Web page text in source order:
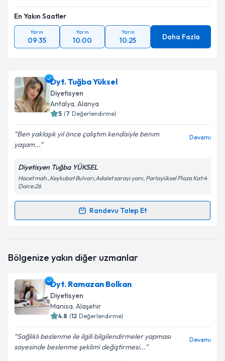
En Yakın Saatler
Yarın
09:35
Yarın
10:00
Yarın
10:25 Daha Fazla
Dyt. Tuğba Yüksel
Diyetisyen
Antalya, Alanya
5 (7 Değerlendirme)
Ben yaklaşık yıl önce çalıştım kendisiyle benım
yaşam...
Devamı
Diyetisyen Tuğba YÜKSEL
Hacet mah.,Keykubat Bulvarı,Adalet sarayı yanı, Parlayüksel Plaza Kat:4
Daire:26
Randevu Talep Et
Randevu Takvimi Talebi
oluşturun. Size bu uzmandan randevu almanız için bir
E-posta Adresiniz
Kişisel verilerimin işlenmesine ilişkinAydınlatma
Metni'ni okudum ve kişisel verilerimin belirtilen
Bölgenize yakın diğer uzmanlar
Dyt. Ramazan Bolkan
Diyetisyen
Manisa, Alaşehir
4.8 (12 Değerlendirme)
Sağlıklı beslenme ile ilgili bilgilendirmeler yapması
sayesinde beslenme şeklimi değiştirmesi...
Devamı